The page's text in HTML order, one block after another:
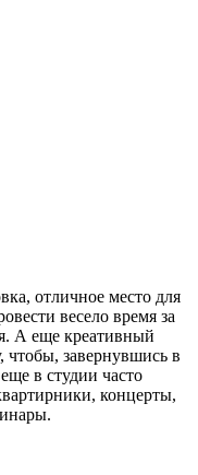
отличное место для
весело время за
А еще креативный
завернувшись в
в студии часто
концерты,